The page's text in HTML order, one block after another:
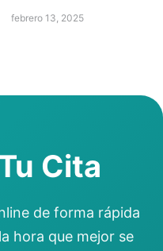
febrero 13, 2025
Cita
de forma rápida
hora que mejor se